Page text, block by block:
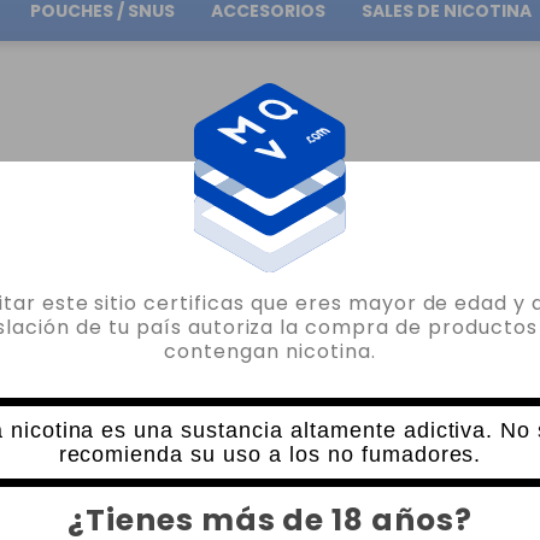
este sitio certificas que eres mayor de edad y
de tu país autoriza la compra de productos
contengan nicotina.
nicotina es una sustancia altamente adictiva. No
recomienda su uso a los no fumadores.
¿Tienes más de 18 años?
Envío gratuito en pedidos superiores a 30.00€
POUCHES / SNUS ACCESORIOS SALES DE NICOTINA
1 X CARTUCHO VAPORESSO ECO NANO
VAPORESSO
1 X CARTUCHO VAPORESSO ECO NANO
25 VALORACIONES
3,60€
RESISTENCIA CANTIDAD
- +